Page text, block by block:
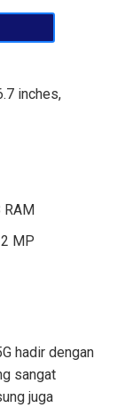
inches,
MP
hadir dengan
sangat
juga